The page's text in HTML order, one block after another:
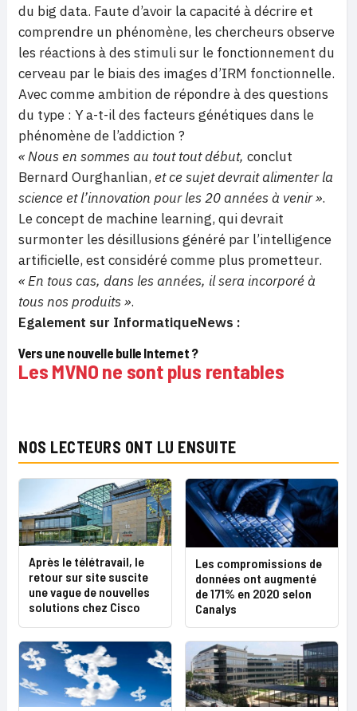
du big data. Faute d’avoir la capacité à décrire et
comprendre un phénomène, les chercheurs observe
les réactions à des stimuli sur le fonctionnement du
cerveau par le biais des images d’IRM fonctionnelle.
Avec comme ambition de répondre à des questions
du type : Y a-t-il des facteurs génétiques dans le
phénomène de l’addiction ?
« Nous en sommes au tout tout début, conclut
Bernard Ourghanlian, et ce sujet devrait alimenter la
science et l’innovation pour les 20 années à venir ».
Le concept de machine learning, qui devrait
surmonter les désillusions généré par l’intelligence
artificielle, est considéré comme plus prometteur.
« En tous cas, dans les années, il sera incorporé à
tous nos produits ».
Egalement sur InformatiqueNews :
Vers une nouvelle bulle Internet ?
Les MVNO ne sont plus rentables
NOS LECTEURS ONT LU ENSUITE
Après le télétravail, le
retour sur site suscite
une vague de nouvelles
solutions chez Cisco
Les compromissions de
données ont augmenté
de 171% en 2020 selon
Canalys